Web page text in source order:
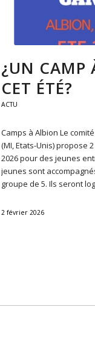
¿UN CAMP
CET ÉTÉ?
ACTU
Camps à Albion Le
(MI, Etats-Unis) propose
2026 pour des jeunes
jeunes sont
groupe de 5. Ils seront
2 février 2026